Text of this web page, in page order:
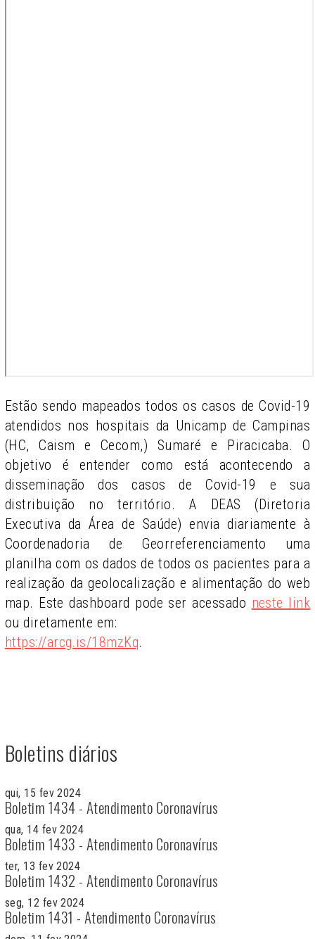
Estão sendo mapeados todos os casos de Covid-19
atendidos nos hospitais da Unicamp de Campinas
(HC, Caism e Cecom,) Sumaré e Piracicaba. O
objetivo é entender como está acontecendo a
disseminação dos casos de Covid-19 e sua
distribuição no território. A DEAS (Diretoria
Executiva da Área de Saúde) envia diariamente à
Coordenadoria de Georreferenciamento uma
planilha com os dados de todos os pacientes para a
realização da geolocalização e alimentação do web
map. Este dashboard pode ser acessado neste link
ou diretamente em:
https://arcg.is/18mzKq.
Boletins diários
qui, 15 fev 2024
Boletim 1434 - Atendimento Coronavírus
qua, 14 fev 2024
Boletim 1433 - Atendimento Coronavírus
ter, 13 fev 2024
Boletim 1432 - Atendimento Coronavírus
seg, 12 fev 2024
Boletim 1431 - Atendimento Coronavírus